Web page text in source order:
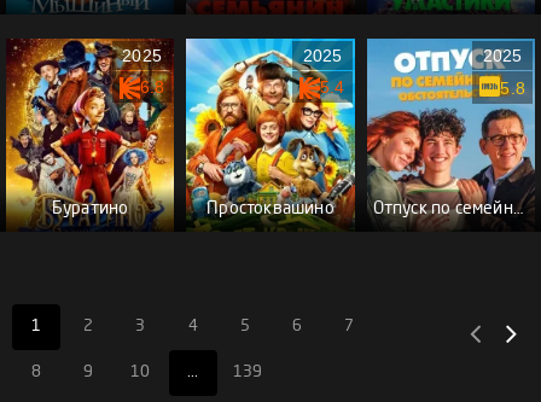
Буратино
2025
6.8
Простоквашино
2025
5.4
Отпуск по семейным обстоятельствам
2025
5.8
1 2 3 4 5 6 7
8 9 10 ... 139